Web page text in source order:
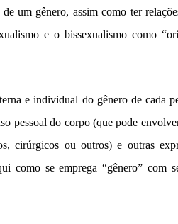
um gênero, assim como ter
e o bissexualismo como
e individual do gênero de cada
pessoal do corpo (que pode
cirúrgicos ou outros) e outras
como se emprega “gênero” com